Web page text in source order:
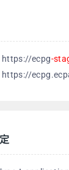
https://ecpg-
https://